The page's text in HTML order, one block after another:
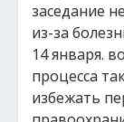
заседание
из-за
14 января.
процесса
избежать